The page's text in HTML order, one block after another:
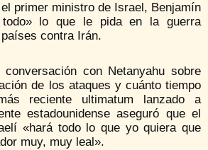
primer ministro de Israel, Benjamín
todo» lo que le pida en la guerra
contra Irán.
con Netanyahu sobre
de los ataques y cuánto tiempo
reciente ultimatum lanzado a
estadounidense aseguró que el
«hará todo lo que yo quiera que
muy, muy leal».